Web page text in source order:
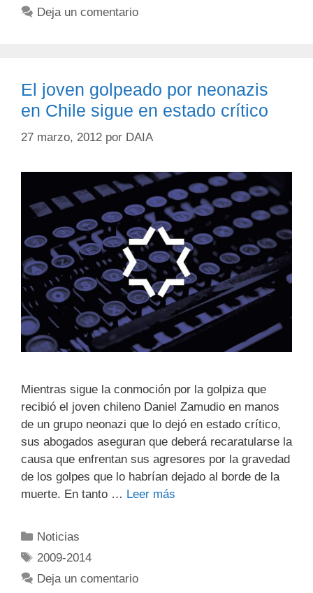
Deja un comentario
El joven golpeado por neonazis
en Chile sigue en estado crítico
27 marzo, 2012 por DAIA
Mientras sigue la conmoción por la golpiza que
recibió el joven chileno Daniel Zamudio en manos
de un grupo neonazi que lo dejó en estado crítico,
sus abogados aseguran que deberá recaratularse la
causa que enfrentan sus agresores por la gravedad
de los golpes que lo habrían dejado al borde de la
muerte. En tanto … Leer más
Noticias
2009-2014
Deja un comentario